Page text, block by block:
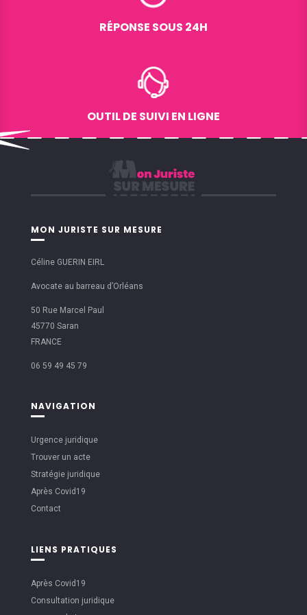
RÉPONSE SOUS 24H
OUTIL DE SUIVI EN LIGNE
MON JURISTE SUR MESURE
Céline GUERIN EIRL
Avocate au barreau d’Orléans
50 Rue Marcel Paul
45770 Saran
FRANCE
06 59 49 45 79
NAVIGATION
Urgence juridique
Trouver un acte
Stratégie juridique
Après Covid19
Contact
LIENS PRATIQUES
Après Covid19
Consultation juridique